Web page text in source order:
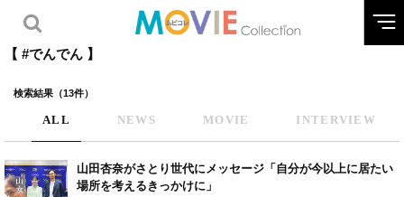
【 #でんでん 】
検索結果（13件）
ALL NEWS MOVIE INTERVIEW
山田杏奈がさとり世代にメッセージ「自分が今以上に居たい
場所を考えるきっかけに」